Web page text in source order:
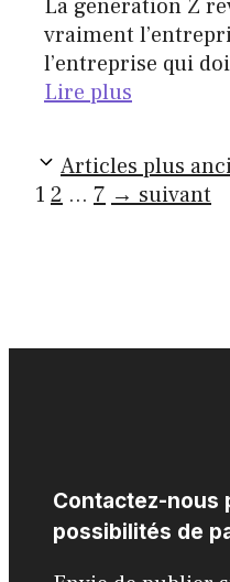
La génération Z
vraiment
l’entreprise qui
Lire plus
Articles plus
Page
1 Page
2 … Page
7 → suivant
Contactez-nous
possibilités de